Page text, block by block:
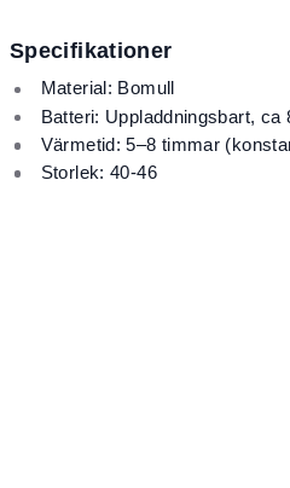
Specifikationer
Material: Bomull
Batteri: Uppladdningsbart, ca
Värmetid: 5–8 timmar
Storlek: 40-46